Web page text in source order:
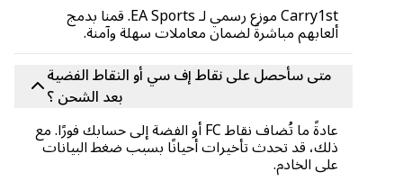
Carry1st موزع رسمي لـ EA Sports. قمنا بدمج
ألعابهم مباشرةً لضمان معاملات سهلة وآمنة.
متى سأحصل على نقاط إف سي أو النقاط الفضية
بعد الشحن ؟
عادةً ما تُضاف نقاط FC أو الفضة إلى حسابك فورًا. مع
ذلك، قد تحدث تأخيرات أحيانًا بسبب ضغط البيانات
على الخادم.